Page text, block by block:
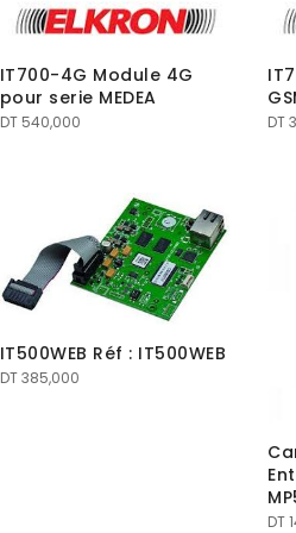
IT700-4G Module 4G
pour serie MEDEA
DT540,000 DT
IT500WEB Réf : IT500WEB
DT385,000
DT